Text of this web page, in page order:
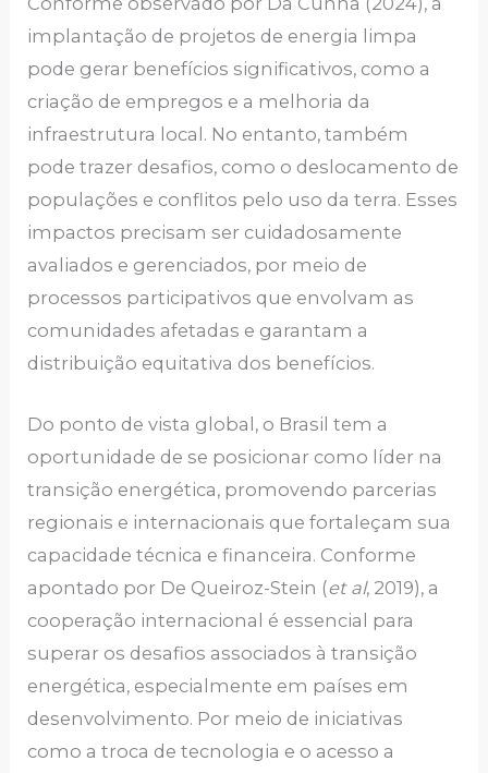
implantação de projetos de energia limpa
pode gerar benefícios significativos, como a
criação de empregos e a melhoria da
infraestrutura local. No entanto, também
pode trazer desafios, como o deslocamento de
populações e conflitos pelo uso da terra. Esses
impactos precisam ser cuidadosamente
avaliados e gerenciados, por meio de
processos participativos que envolvam as
comunidades afetadas e garantam a
distribuição equitativa dos benefícios.
Do ponto de vista global, o Brasil tem a
oportunidade de se posicionar como líder na
transição energética, promovendo parcerias
regionais e internacionais que fortaleçam sua
capacidade técnica e financeira. Conforme
apontado por De Queiroz-Stein (et al, 2019), a
cooperação internacional é essencial para
superar os desafios associados à transição
energética, especialmente em países em
desenvolvimento. Por meio de iniciativas
como a troca de tecnologia e o acesso a